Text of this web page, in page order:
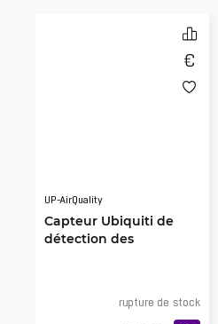
UP-AirQuality
Capteur Ubiquiti de
détection des
rupture de stock